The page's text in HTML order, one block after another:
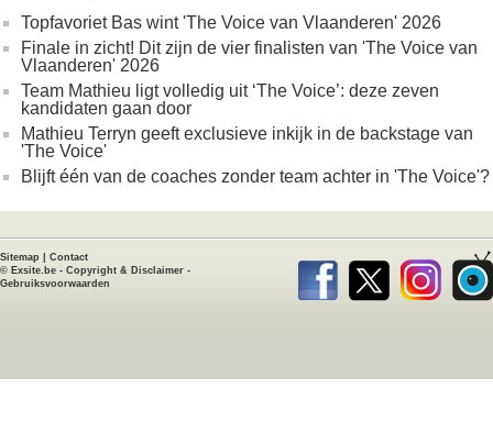
Topfavoriet Bas wint 'The Voice van Vlaanderen' 2026
Finale in zicht! Dit zijn de vier finalisten van 'The Voice van
Vlaanderen' 2026
Team Mathieu ligt volledig uit ‘The Voice’: deze zeven
kandidaten gaan door
Mathieu Terryn geeft exclusieve inkijk in de backstage van
'The Voice'
Blijft één van de coaches zonder team achter in 'The Voice'?
Sitemap
Contact
© Exsite.be - Copyright & Disclaimer -
Gebruiksvoorwaarden